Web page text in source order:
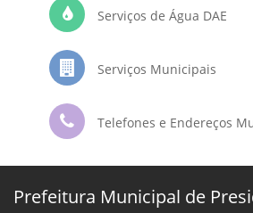
Serviços de Água DAE
Serviços Municipais
Telefones e Endereços
Prefeitura Municipal de